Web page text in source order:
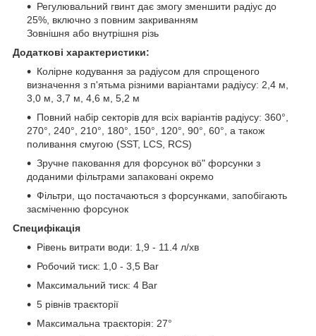
Регулювальний гвинт дає змогу зменшити радіус до
25%, включно з повним закриванням
Зовнішня або внутрішня різь
Додаткові характеристики:
Колірне кодування за радіусом для спрощеного
визначення з п'ятьма різними варіантами радіусу: 2,4 м,
3,0 м, 3,7 м, 4,6 м, 5,2 м
Повний набір секторів для всіх варіантів радіусу: 360°,
270°, 240°, 210°, 180°, 150°, 120°, 90°, 60°, а також
поливання смугою (SST, LCS, RCS)
Зручне паковання для форсунок вö" форсунки з
доданими фільтрами запаковані окремо
Фільтри, що постачаються з форсунками, запобігають
засміченню форсунок
Специфікація
Рівень витрати води: 1,9 - 11.4 л/хв
Робочий тиск: 1,0 - 3,5 Bar
Максимальний тиск: 4 Bar
5 рівнів траєкторії
Максимальна траєкторія: 27°